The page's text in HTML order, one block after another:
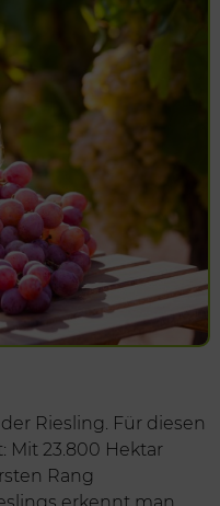
Riesling. Für diesen
Mit 23.800 Hektar
Rang